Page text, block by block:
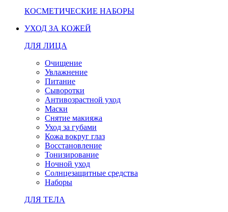
КОСМЕТИЧЕСКИЕ НАБОРЫ
УХОД ЗА КОЖЕЙ
ДЛЯ ЛИЦА
Очищение
Увлажнение
Питание
Сыворотки
Антивозрастной уход
Маски
Снятие макияжа
Уход за губами
Кожа вокруг глаз
Восстановление
Тонизирование
Ночной уход
Солнцезащитные средства
Наборы
ДЛЯ ТЕЛА